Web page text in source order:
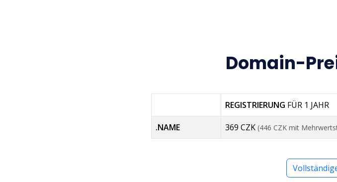
Domain-
REGISTRIERUNG FÜR 1 JAHR
.NAME 369 CZK (446 CZK mit